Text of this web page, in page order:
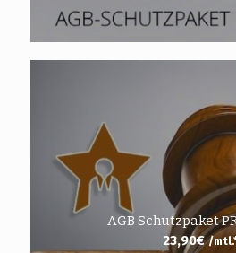
AGB Schutzpaket
23,90€ /